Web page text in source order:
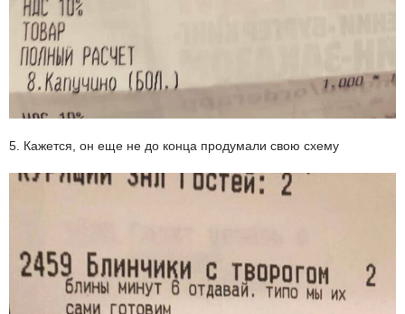
5. Кажется, он еще не до конца продумали свою схему